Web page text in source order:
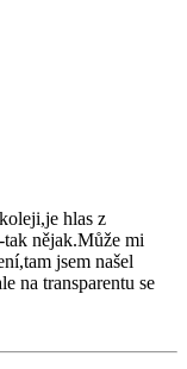
hlas z
nějak.Může mi
jsem našel
na transparentu se